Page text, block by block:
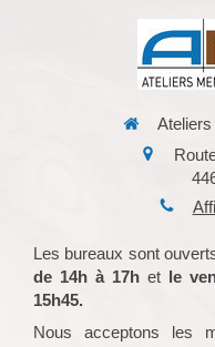
Les bureaux sont
de 14h à 17h et le
15h45.
Nous acceptons les